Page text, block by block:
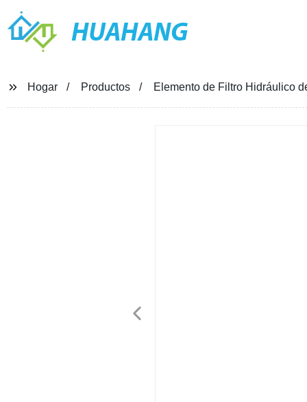
HUAHANG
Hogar Productos Elemento de Filtro Hidráulico